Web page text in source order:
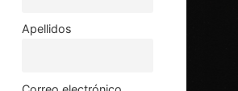
Apellidos